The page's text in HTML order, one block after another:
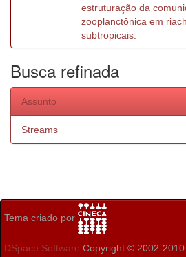
estruturação da
zooplanctônica em
subtropicais.
Busca refinada
Assunto
Streams
Tema criado por
DSpace Software Copyright © 2002-2010